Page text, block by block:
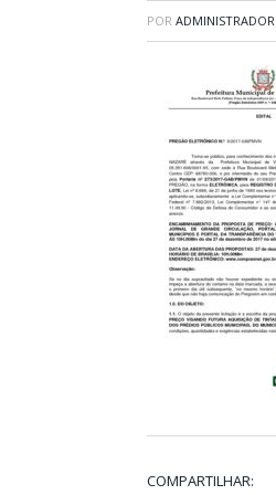
POR ADMINISTRADOR
COMPARTILHAR: